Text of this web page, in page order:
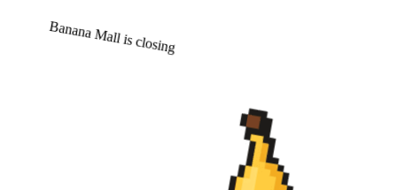
Banana Mall is closing